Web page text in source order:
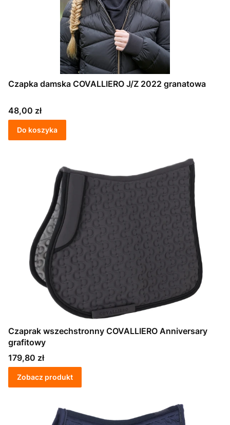
Czapka damska COVALLIERO J/Z 2022 granatowa
Cena
48,00 zł
Do koszyka
Czaprak wszechstronny COVALLIERO Anniversary
grafitowy
Cena
179,80 zł
Zobacz produkt